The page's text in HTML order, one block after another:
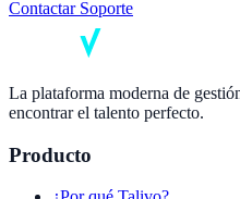
Contactar Soporte
La plataforma moderna de
encontrar el talento perfecto.
Producto